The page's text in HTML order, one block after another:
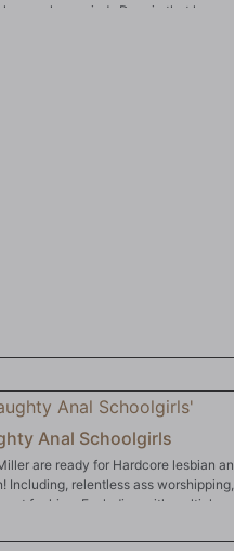
she reminds Donnie that he
inside her and big load all over her
Anal Schoolgirls
are ready for Hardcore lesbian
Including, relentless ass
fucking. Exploding with multiple